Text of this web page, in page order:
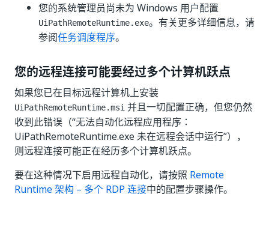
您的系统管理员尚未为 Windows 用户配置
UiPathRemoteRuntime.exe。有关更多详细信息，请
参阅任务调度程序。
您的远程连接可能要经过多个计算机跃点
如果您已在目标远程计算机上安装
UiPathRemoteRuntime.msi 并且一切配置正确，但您仍然
收到此错误（“无法自动化远程应用程序：
UiPathRemoteRuntime.exe 未在远程会话中运行”），
则远程连接可能正在经历多个计算机跃点。
要在这种情况下启用远程自动化，请按照 Remote
Runtime 架构 – 多个 RDP 连接中的配置步骤操作。